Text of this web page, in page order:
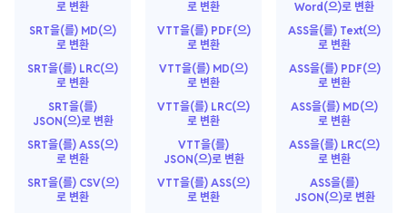
로 변환
SRT을(를) MD(으)
로 변환
SRT을(를) LRC(으)
로 변환
SRT을(를)
JSON(으)로 변환
SRT을(를) ASS(으)
로 변환
SRT을(를) CSV(으)
로 변환
로 변환
VTT을(를) PDF(으)
로 변환
VTT을(를) MD(으)
로 변환
VTT을(를) LRC(으)
로 변환
VTT을(를)
JSON(으)로 변환
VTT을(를) ASS(으)
로 변환
Word(으)로 변환
ASS을(를) Text(으)
로 변환
ASS을(를) PDF(으)
로 변환
ASS을(를) MD(으)
로 변환
ASS을(를) LRC(으)
로 변환
ASS을(를)
JSON(으)로 변환